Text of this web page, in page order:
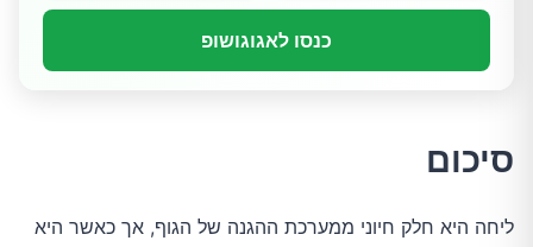
כנסו לאגוגושופ
סיכום
ליחה היא חלק חיוני ממערכת ההגנה של הגוף, אך כאשר היא